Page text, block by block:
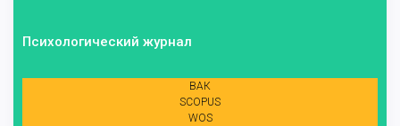
Психологический журнал
ВАК
SCOPUS
WOS